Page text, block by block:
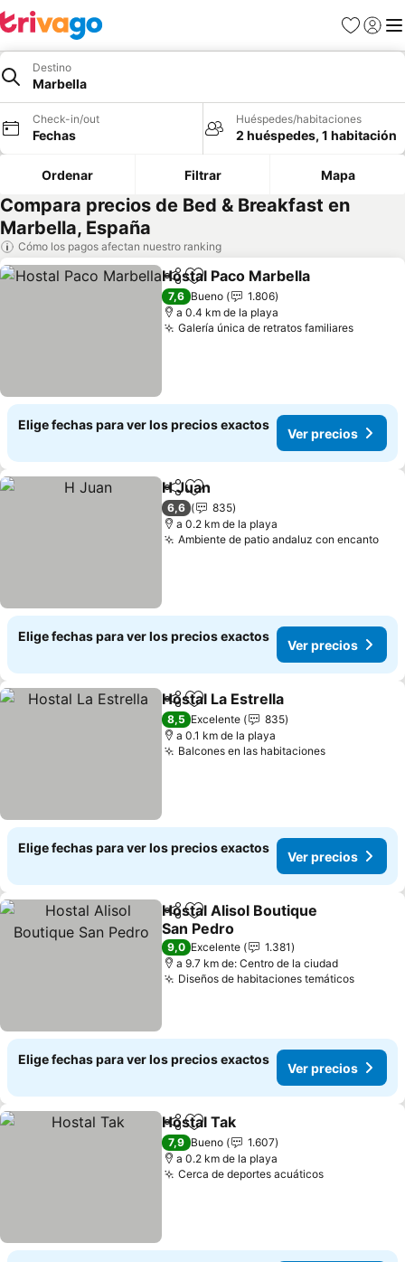
Favoritos
Iniciar
Destino
Marbella
Check-in/out
Fechas
Huéspedes/habitaciones
2 huéspedes, 1 habitación
Ordenar Filtrar Mapa
Compara precios de Bed & Breakfast en
Marbella, España
Cómo los pagos afectan nuestro ranking
CompartirAgregar a favoritos
Hostal Paco Marbella
7,6 Bueno
1.806
a 0.4 km de la playa
Galería única de retratos familiares
Elige fechas para ver los precios exactos
Ver precios
CompartirAgregar a favoritos
H Juan
6,6
835
a 0.2 km de la playa
Ambiente de patio andaluz con encanto
Elige fechas para ver los precios exactos
Ver precios
CompartirAgregar a favoritos
Hostal La Estrella
8,5 Excelente
835
a 0.1 km de la playa
Balcones en las habitaciones
Elige fechas para ver los precios exactos
Ver precios
CompartirAgregar a favoritos
Hostal Alisol Boutique
San Pedro
9,0 Excelente
1.381
a 9.7 km de: Centro de la ciudad
Diseños de habitaciones temáticos
Elige fechas para ver los precios exactos
Ver precios
CompartirAgregar a favoritos
Hostal Tak
7,9 Bueno
1.607
a 0.2 km de la playa
Cerca de deportes acuáticos